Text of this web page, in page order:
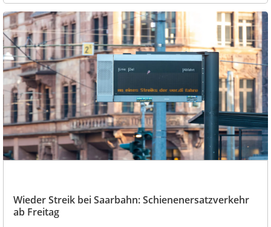
Wieder Streik bei Saarbahn: Schienenersatzverkehr
ab Freitag